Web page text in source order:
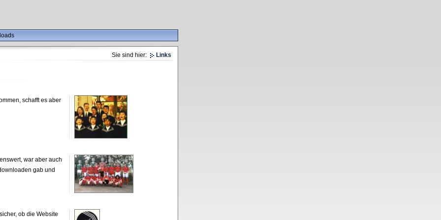
Sie sind hier: Links
schafft es aber
war aber auch
gab und
ob die Website